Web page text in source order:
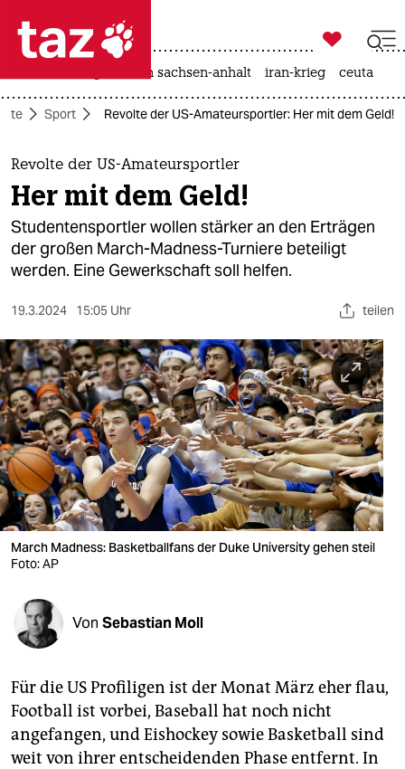
 taz zahl ich
taz zahl ich
themen
politik
öko
sport
berlin
nord
wahrheit
verlag
verlag
veranstaltungen
shop
unterstützen
abo

taz zahl ich
landtagswahl in sachsen-anhalt iran-krieg ceuta
Sport Revolte der US-Amateursportler: Her mit dem Geld!
Revolte der US-Amateursportler
Her mit dem Geld!
Studentensportler wollen stärker an den Erträgen
der großen March-Madness-Turniere beteiligt
werden. Eine Gewerkschaft soll helfen.
19.3.2024 15:05 Uhr teilen
March Madness: Basketballfans der Duke University gehen steil
Foto: AP
Von Sebastian Moll
Für die US Profiligen ist der Monat März eher flau,
Football ist vorbei, Baseball hat noch nicht
angefangen, und Eishockey sowie Basketball sind
weit von ihrer entscheidenden Phase entfernt. In